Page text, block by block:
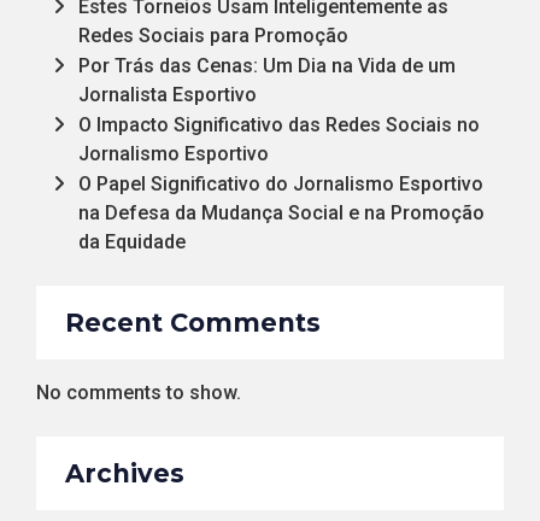
Estes Torneios Usam Inteligentemente as
Redes Sociais para Promoção
Por Trás das Cenas: Um Dia na Vida de um
Jornalista Esportivo
O Impacto Significativo das Redes Sociais no
Jornalismo Esportivo
O Papel Significativo do Jornalismo Esportivo
na Defesa da Mudança Social e na Promoção
da Equidade
Recent Comments
No comments to show.
Archives